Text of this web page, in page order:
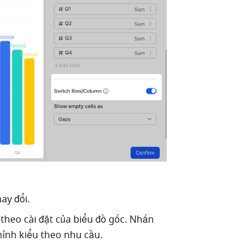
đổi.
cài đặt của biểu đồ gốc. Nhấn
kiểu theo nhu cầu.